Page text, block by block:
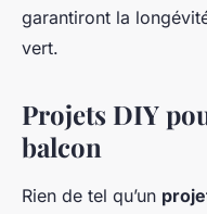
garantiront la
vert.
Projets DIY
balcon
Rien de tel qu’un